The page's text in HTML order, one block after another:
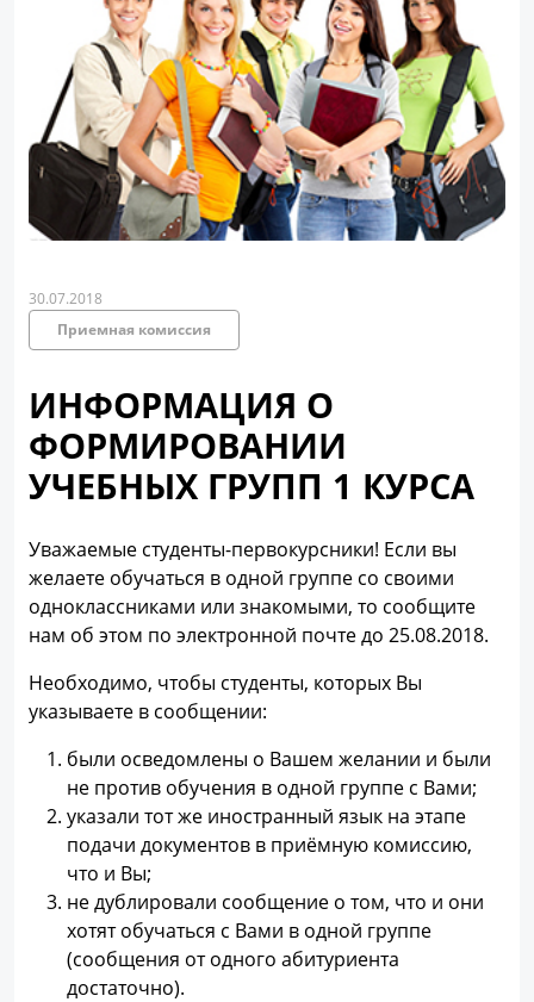
30.07.2018
Приемная комиссия
ИНФОРМАЦИЯ О
ФОРМИРОВАНИИ
УЧЕБНЫХ ГРУПП 1 КУРСА
Уважаемые студенты-первокурсники! Если вы
желаете обучаться в одной группе со своими
одноклассниками или знакомыми, то сообщите
нам об этом по электронной почте до 25.08.2018.
Необходимо, чтобы студенты, которых Вы
указываете в сообщении:
были осведомлены о Вашем желании и были
не против обучения в одной группе с Вами;
указали тот же иностранный язык на этапе
подачи документов в приёмную комиссию,
что и Вы;
не дублировали сообщение о том, что и они
хотят обучаться с Вами в одной группе
(сообщения от одного абитуриента
достаточно).